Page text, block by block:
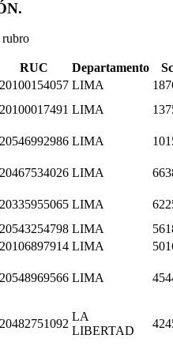
rubro
RUC Departamento
20100154057 LIMA
20100017491 LIMA
20546992986 LIMA
20467534026 LIMA
20335955065 LIMA
20543254798 LIMA
20106897914 LIMA
20548969566 LIMA
20482751092
LA
LIBERTAD